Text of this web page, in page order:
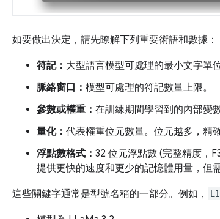
如要做出決定，請先瞭解下列重要術語和數據：
符記： 大型語言模型可處理的最小文字單位
脈絡窗口： 模型可處理的符記數量上限。
參數或權重： 在訓練期間學習到的內部變
量化： 代表權重位元數量。位元越多，精
浮點數格式： 32 位元浮點數 (完整精度，
提供更快的速度和更少的記憶體用量，但
這些關鍵字通常是型號名稱的一部分。例如，